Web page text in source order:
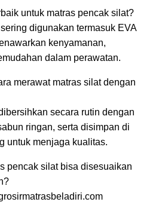
untuk matras pencak silat?
digunakan termasuk EVA
kenyamanan,
dalam perawatan.
merawat matras silat dengan
secara rutin dengan
ringan, serta disimpan di
untuk menjaga kualitas.
pencak silat bisa disesuaikan